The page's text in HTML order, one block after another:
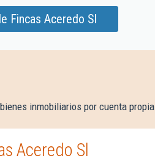
Fincas Aceredo Sl
inmobiliarios por cuenta propia
Aceredo Sl